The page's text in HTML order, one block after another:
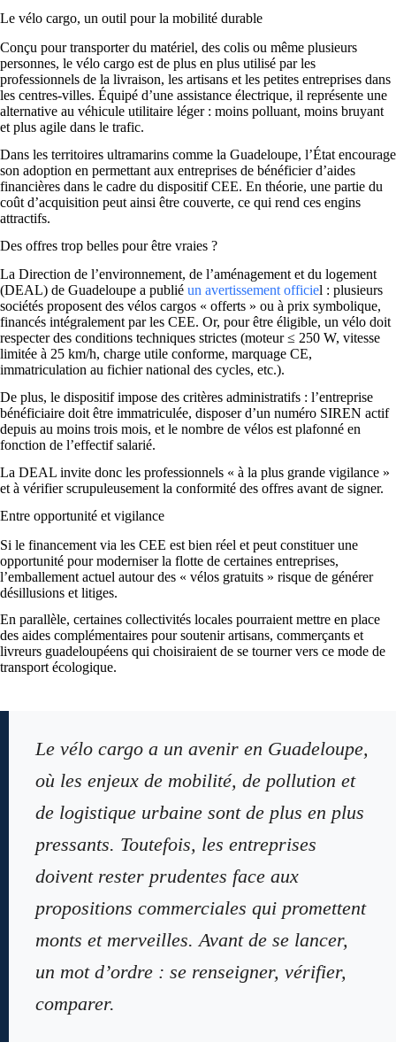
Le vélo cargo, un outil pour la mobilité durable
Conçu pour transporter du matériel, des colis ou même plusieurs
personnes, le vélo cargo est de plus en plus utilisé par les
professionnels de la livraison, les artisans et les petites entreprises dans
les centres-villes. Équipé d’une assistance électrique, il représente une
alternative au véhicule utilitaire léger : moins polluant, moins bruyant
et plus agile dans le trafic.
Dans les territoires ultramarins comme la Guadeloupe, l’État encourage
son adoption en permettant aux entreprises de bénéficier d’aides
financières dans le cadre du dispositif CEE. En théorie, une partie du
coût d’acquisition peut ainsi être couverte, ce qui rend ces engins
attractifs.
Des offres trop belles pour être vraies ?
La Direction de l’environnement, de l’aménagement et du logement
(DEAL) de Guadeloupe a publié un avertissement officiel : plusieurs
sociétés proposent des vélos cargos « offerts » ou à prix symbolique,
financés intégralement par les CEE. Or, pour être éligible, un vélo doit
respecter des conditions techniques strictes (moteur ≤ 250 W, vitesse
limitée à 25 km/h, charge utile conforme, marquage CE,
immatriculation au fichier national des cycles, etc.).
De plus, le dispositif impose des critères administratifs : l’entreprise
bénéficiaire doit être immatriculée, disposer d’un numéro SIREN actif
depuis au moins trois mois, et le nombre de vélos est plafonné en
fonction de l’effectif salarié.
La DEAL invite donc les professionnels « à la plus grande vigilance »
et à vérifier scrupuleusement la conformité des offres avant de signer.
Entre opportunité et vigilance
Si le financement via les CEE est bien réel et peut constituer une
opportunité pour moderniser la flotte de certaines entreprises,
l’emballement actuel autour des « vélos gratuits » risque de générer
désillusions et litiges.
En parallèle, certaines collectivités locales pourraient mettre en place
des aides complémentaires pour soutenir artisans, commerçants et
livreurs guadeloupéens qui choisiraient de se tourner vers ce mode de
transport écologique.
Le vélo cargo a un avenir en Guadeloupe,
où les enjeux de mobilité, de pollution et
de logistique urbaine sont de plus en plus
pressants. Toutefois, les entreprises
doivent rester prudentes face aux
propositions commerciales qui promettent
monts et merveilles. Avant de se lancer,
un mot d’ordre : se renseigner, vérifier,
comparer.